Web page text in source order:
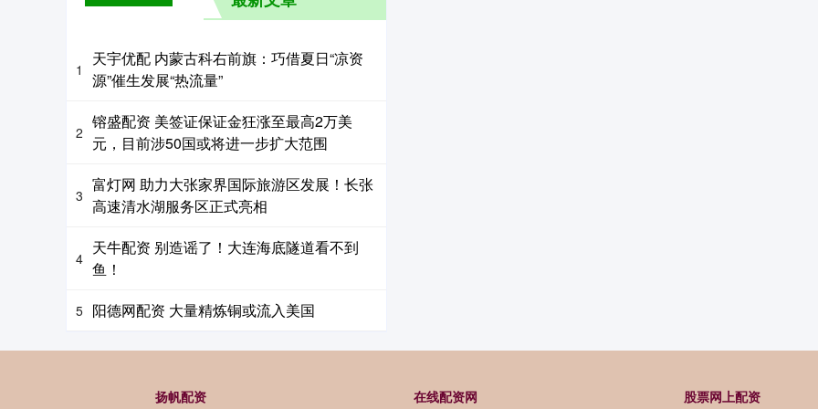
1
天宇优配 内蒙古科右前旗：巧借夏日“凉资
源”催生发展“热流量”
2
镕盛配资 美签证保证金狂涨至最高2万美
元，目前涉50国或将进一步扩大范围
3
富灯网 助力大张家界国际旅游区发展！长张
高速清水湖服务区正式亮相
4
天牛配资 别造谣了！大连海底隧道看不到
鱼！
5 阳德网配资 大量精炼铜或流入美国
扬帆配资 在线配资网 股票网上配资